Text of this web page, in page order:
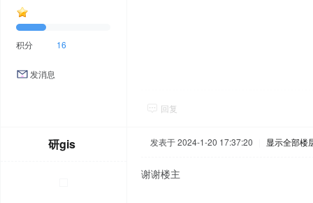
积分 16
发消息
回复
研gis 发表于 2024-1-20 17:37:20 显示全部楼
谢谢楼主